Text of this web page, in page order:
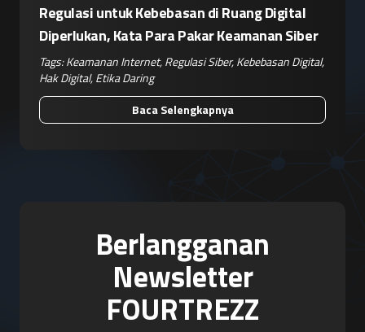
Regulasi untuk Kebebasan di Ruang Digital
Diperlukan, Kata Para Pakar Keamanan Siber
Tags:Keamanan Internet,Regulasi Siber,Kebebasan Digital,
Hak Digital,Etika Daring
Baca Selengkapnya
Berlangganan
Newsletter
FOURTREZZ